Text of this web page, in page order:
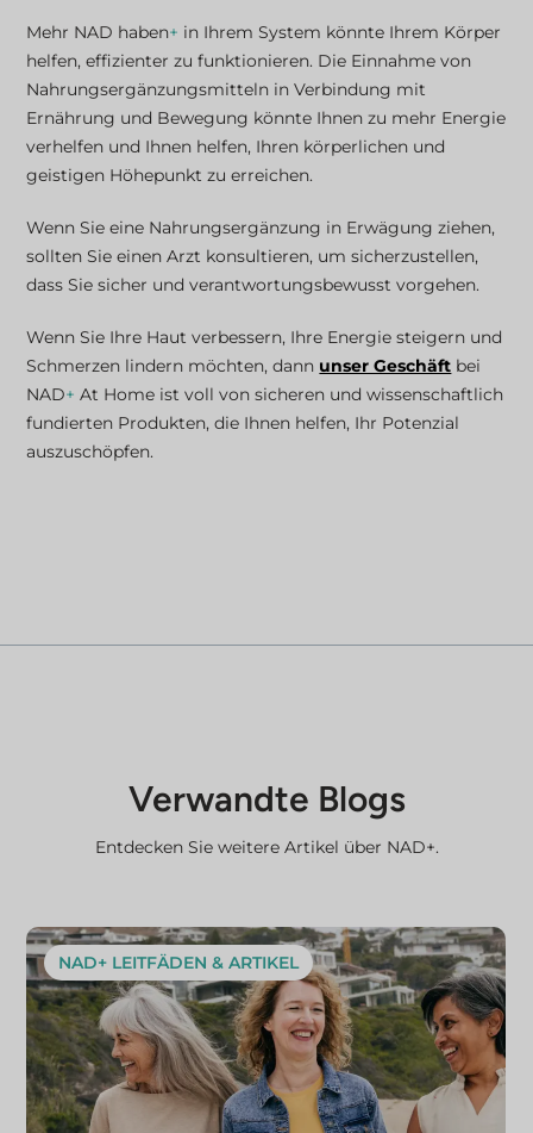
Mehr NAD haben+ in Ihrem System könnte Ihrem Körper
helfen, effizienter zu funktionieren. Die Einnahme von
Nahrungsergänzungsmitteln in Verbindung mit
Ernährung und Bewegung könnte Ihnen zu mehr Energie
verhelfen und Ihnen helfen, Ihren körperlichen und
geistigen Höhepunkt zu erreichen.
Wenn Sie eine Nahrungsergänzung in Erwägung ziehen,
sollten Sie einen Arzt konsultieren, um sicherzustellen,
dass Sie sicher und verantwortungsbewusst vorgehen.
Wenn Sie Ihre Haut verbessern, Ihre Energie steigern und
Schmerzen lindern möchten, dann unser Geschäft bei
NAD+ At Home ist voll von sicheren und wissenschaftlich
fundierten Produkten, die Ihnen helfen, Ihr Potenzial
auszuschöpfen.
Verwandte Blogs
Entdecken Sie weitere Artikel über NAD+.
NAD+ LEITFÄDEN & ARTIKEL